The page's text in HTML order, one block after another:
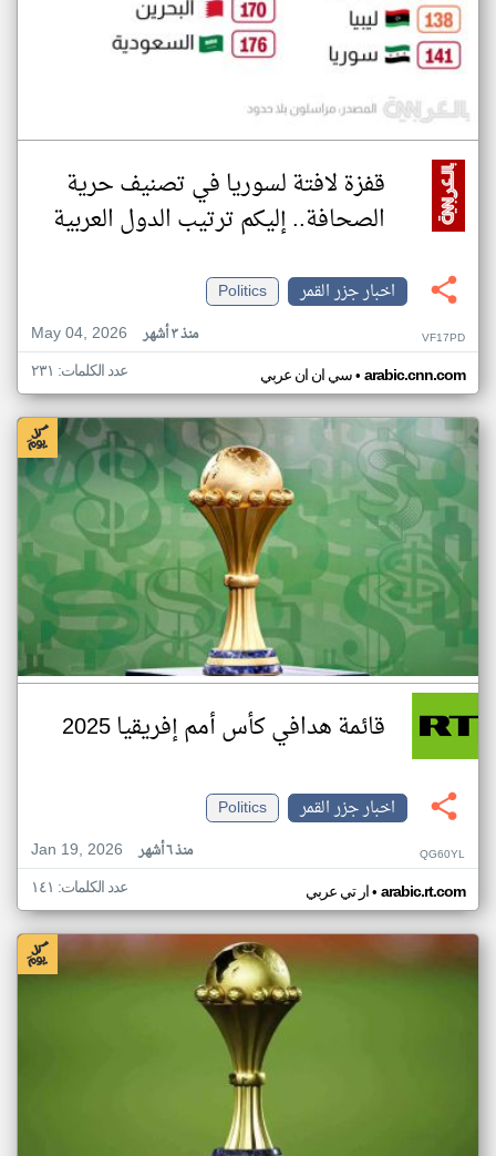
قفزة لافتة لسوريا في تصنيف حرية
الصحافة.. إليكم ترتيب الدول العربية
اخبار جزر القمر
Politics
May 04, 2026
منذ ٣ أشهر VF17PD
سي ان ان عربي• arabic.cnn.com عدد الكلمات: ٢٣١
قائمة هدافي كأس أمم إفريقيا 2025
اخبار جزر القمر
Politics
Jan 19, 2026
منذ ٦ أشهر QG60YL
ار تي عربي• arabic.rt.com عدد الكلمات: ١٤١